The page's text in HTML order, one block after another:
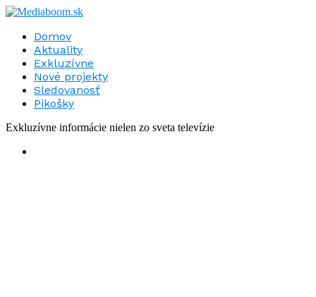
Domov
Aktuality
Exkluzívne
Nové projekty
Sledovanosť
Pikošky
Exkluzívne informácie nielen zo sveta televízie